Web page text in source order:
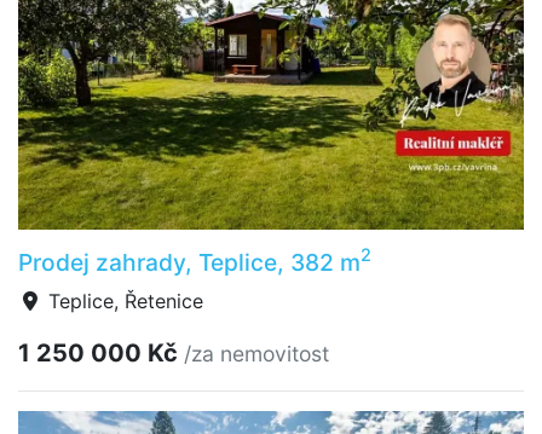
Prodej zahrady, Teplice, 382 m2
Teplice, Řetenice
1 250 000 Kč /za nemovitost